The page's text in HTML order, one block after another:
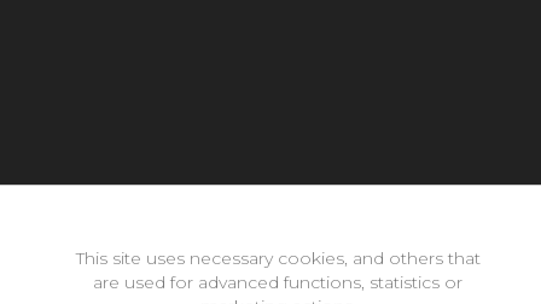
This site uses necessary cookies, and others that
are used for advanced functions, statistics or
Copyright © 2026 neomode - IES Zaidín Vergeles - Granada -